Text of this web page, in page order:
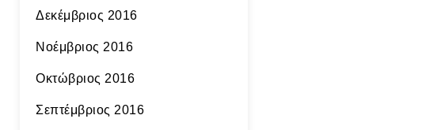
Δεκέμβριος 2016
Νοέμβριος 2016
Οκτώβριος 2016
Σεπτέμβριος 2016